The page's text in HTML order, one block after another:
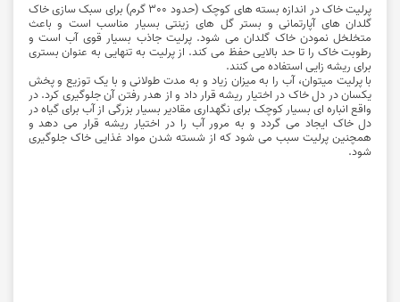
پرلیت خاک در اندازه بسته های کوچک (حدود 300 گرم) برای سبک سازی خاک
گلدان های آپارتمانی و بستر گل های زینتی بسیار مناسب است و باعث
متخلخل نمودن خاک گلدان می شود. پرلیت جاذب بسیار قوی آب است و
رطوبت خاک را تا حد بالایی حفظ می کند. از پرلیت به تنهایی به عنوان بستری
برای ریشه زایی استفاده می کنند.
با پرلیت میتوان، آب را به میزان زیاد و به مدت طولانی و با یک توزیع و پخش
یکسان در دل خاک در اختیار ریشه قرار داد و از هدر رفتن آن جلوگیری کرد. در
واقع انباره ای بسیار کوچک برای نگهداری مقادیر بسیار بزرگی از آب برای گیاه در
دل خاک ایجاد می گردد و به مرور آب را در اختیار ریشه قرار می دهد و
همچنین پرلیت سبب می شود که از شسته شدن مواد غذایی خاک جلوگیری
شود.